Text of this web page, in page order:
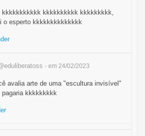
kkkkkkkkkkk kkkkkkkkkk kkkkkkkkk,
o esperto kkkkkkkkkkkkkk
- em 24/02/2023
avalia arte de uma "escultura invisível"
pagaria kkkkkkkkk